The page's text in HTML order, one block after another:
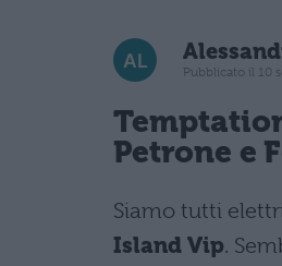
Pubblicato il 10
Petrone e
Siamo tutti
Island Vip.